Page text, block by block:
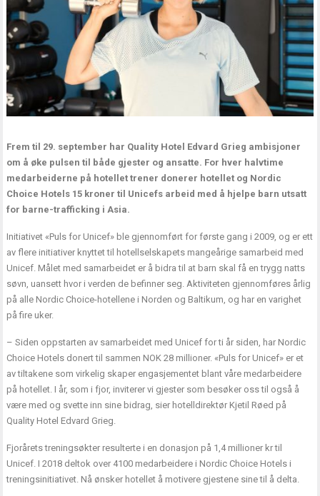
Frem til 29. september har Quality Hotel Edvard Grieg ambisjoner
om å øke pulsen til både gjester og ansatte. For hver halvtime
medarbeiderne på hotellet trener donerer hotellet og Nordic
Choice Hotels 15 kroner til Unicefs arbeid med å hjelpe barn utsatt
for barne-trafficking i Asia.
Initiativet «Puls for Unicef» ble gjennomført for første gang i 2009, og er ett
av flere initiativer knyttet til hotellselskapets mangeårige samarbeid med
Unicef. Målet med samarbeidet er å bidra til at barn skal få en trygg natts
søvn, uansett hvor i verden de befinner seg. Aktiviteten gjennomføres årlig
på alle Nordic Choice-hotellene i Norden og Baltikum, og har en varighet
på fire uker.
– Siden oppstarten av samarbeidet med Unicef for ti år siden, har Nordic
Choice Hotels donert til sammen NOK 28 millioner. «Puls for Unicef» er et
av tiltakene som virkelig skaper engasjementet blant våre medarbeidere
på hotellet. I år, som i fjor, inviterer vi gjester som besøker oss til også å
være med og svette inn sine bidrag, sier hotelldirektør Kjetil Røed på
Quality Hotel Edvard Grieg.
Fjorårets treningsøkter resulterte i en donasjon på 1,4 millioner kr til
Unicef. I 2018 deltok over 4100 medarbeidere i Nordic Choice Hotels i
treningsinitiativet. Nå ønsker hotellet å motivere gjestene sine til å delta.